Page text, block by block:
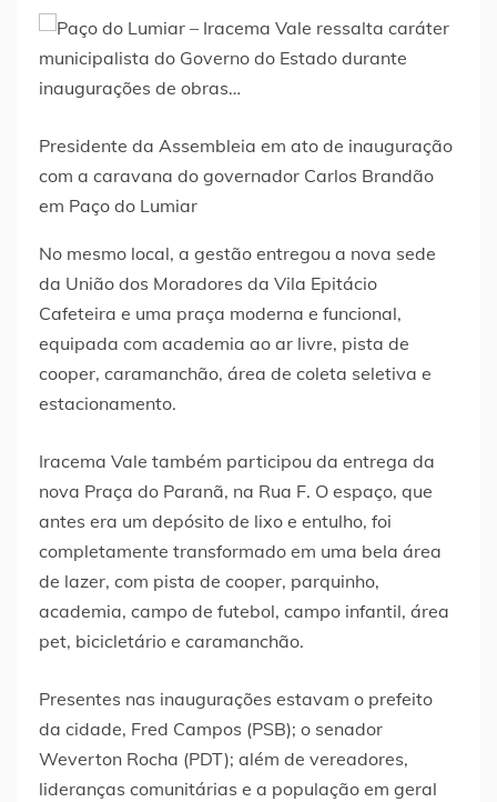
Presidente da Assembleia em ato de inauguração
com a caravana do governador Carlos Brandão
em Paço do Lumiar
No mesmo local, a gestão entregou a nova sede
da União dos Moradores da Vila Epitácio
Cafeteira e uma praça moderna e funcional,
equipada com academia ao ar livre, pista de
cooper, caramanchão, área de coleta seletiva e
estacionamento.
Iracema Vale também participou da entrega da
nova Praça do Paranã, na Rua F. O espaço, que
antes era um depósito de lixo e entulho, foi
completamente transformado em uma bela área
de lazer, com pista de cooper, parquinho,
academia, campo de futebol, campo infantil, área
pet, bicicletário e caramanchão.
Presentes nas inaugurações estavam o prefeito
da cidade, Fred Campos (PSB); o senador
Weverton Rocha (PDT); além de vereadores,
lideranças comunitárias e a população em geral